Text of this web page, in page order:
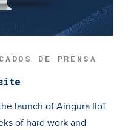
DE PRENSA
launch of Aingura IIoT
of hard work and